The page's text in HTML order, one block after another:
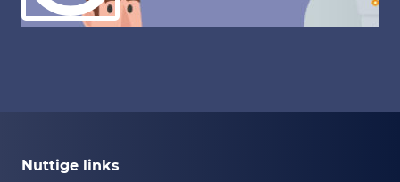
Nuttige links